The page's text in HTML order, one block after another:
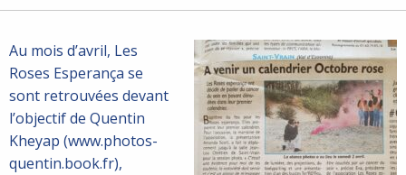
Au mois d’avril, Les
Roses Esperança se
sont retrouvées devant
l’objectif de Quentin
Kheyap (www.photos-
quentin.book.fr),